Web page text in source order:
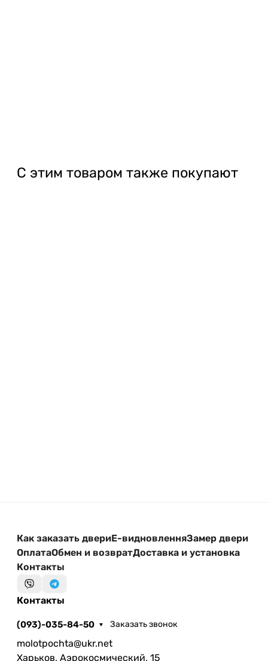
С этим товаром также покупают
Как заказать двериЕ-видновленняЗамер двери
ОплатаОбмен и возвратДоставка и установка
Контакты
Контакты
(093)-035-84-50 Заказать звонок
molotpochta@ukr.net
Харьков, Аэрокосмический, 15